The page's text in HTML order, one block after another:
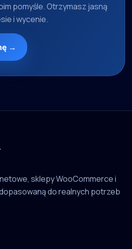
pomyśle. Otrzymasz jasną
i wycenie.
→
sklepy WooCommerce i
do realnych potrzeb